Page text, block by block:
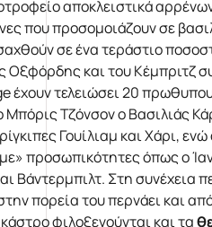
αποκλειστικά
που προσομοιάζουν σε
σε ένα τεράστιο
και του Κέμπριτζ
έχουν τελειώσει 20
Τζόνσον ο Βασιλιάς
Γουίλιαμ και Χάρι,
προσωπικότητες όπως ο Ίαν
Βάντερμπιλτ. Στη συνέχεια
πορεία του περνάει και
φιλοξενούνται και τα